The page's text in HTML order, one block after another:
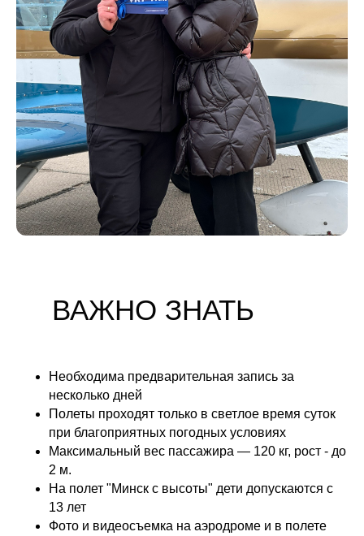
ВАЖНО ЗНАТЬ
Необходима предварительная запись за
несколько дней
Полеты проходят только в светлое время суток
при благоприятных погодных условиях
Максимальный вес пассажира — 120 кг, рост - до
2 м.
На полет "Минск с высоты" дети допускаются с
13 лет
Фото и видеосъемка на аэродроме и в полете